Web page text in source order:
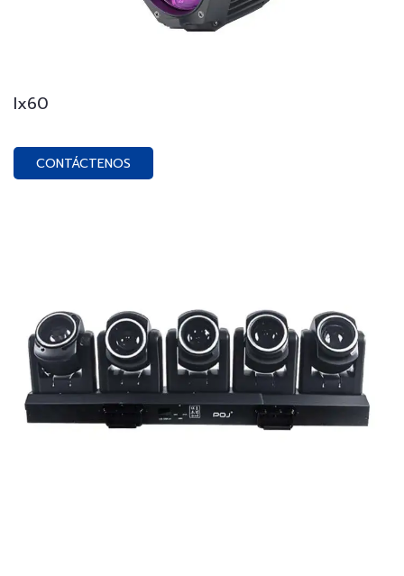
Ix60
CONTÁCTENOS